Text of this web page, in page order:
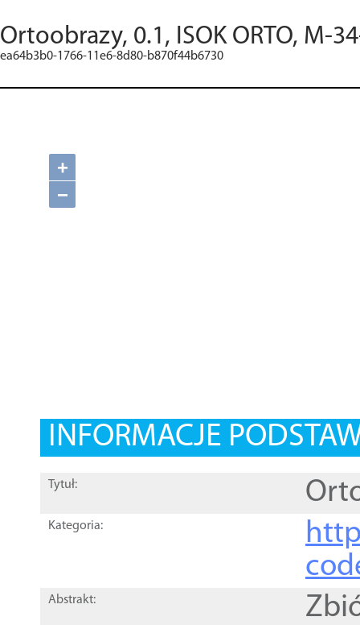
Ortoobrazy, 0.1, ISOK ORTO, M-
ea64b3b0-1766-11e6-8d80-b870f44b6730
+
−
INFORMACJE
Tytuł:
Kategoria:
Abstrakt: